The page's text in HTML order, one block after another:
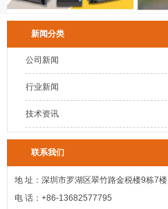
新闻分类
公司新闻
行业新闻
技术资讯
联系我们
地 址：深圳市罗湖区翠竹路金税楼9栋7楼
电 话：+86-13682577795